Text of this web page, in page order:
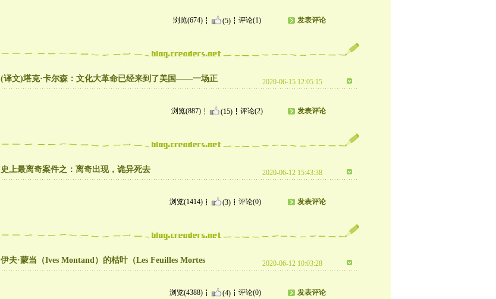
浏览(674) (5) 评论(1) 发表评论
(译文)塔克·卡尔森：文化大革命已经来到了美国——一场正 2020-06-15 12:05:15
浏览(887) (15) 评论(2) 发表评论
史上最离奇案件之：离奇出现，诡异死去 2020-06-12 15:43:38
浏览(1414) (3) 评论(0) 发表评论
伊夫·蒙当（Ives Montand）的枯叶（Les Feuilles Mortes 2020-06-12 10:03:28
浏览(4388) (4) 评论(0) 发表评论